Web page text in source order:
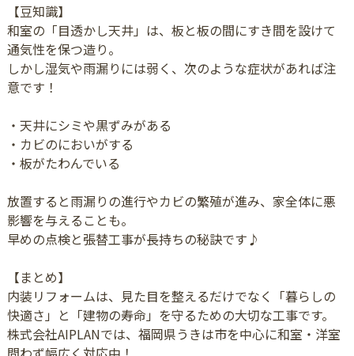
【豆知識】
和室の「目透かし天井」は、板と板の間にすき間を設けて
通気性を保つ造り。
しかし湿気や雨漏りには弱く、次のような症状があれば注
意です！
・天井にシミや黒ずみがある
・カビのにおいがする
・板がたわんでいる
放置すると雨漏りの進行やカビの繁殖が進み、家全体に悪
影響を与えることも。
早めの点検と張替工事が長持ちの秘訣です♪
【まとめ】
内装リフォームは、見た目を整えるだけでなく「暮らしの
快適さ」と「建物の寿命」を守るための大切な工事です。
株式会社AIPLANでは、福岡県うきは市を中心に和室・洋室